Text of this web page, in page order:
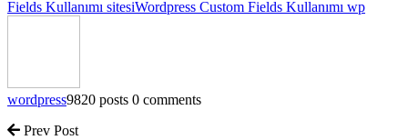
Fields Kullanımı sitesiWordpress Custom Fields Kullanımı wp
wordpress9820 posts 0 comments
Prev Post